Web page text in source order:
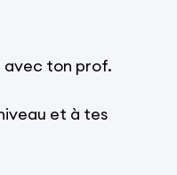
avec ton prof.
et à tes